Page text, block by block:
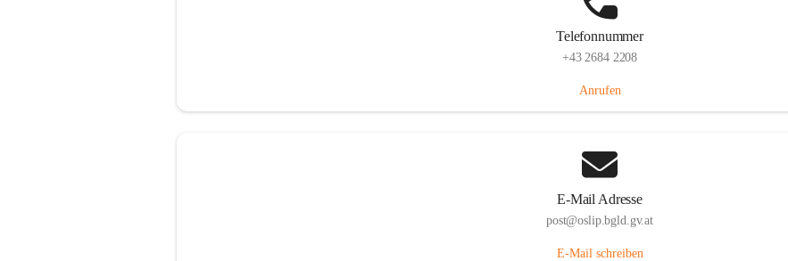
Telefonnummer
+43 2684 2208
Anrufen
E-Mail Adresse
post@oslip.bgld.gv.at
E-Mail schreiben